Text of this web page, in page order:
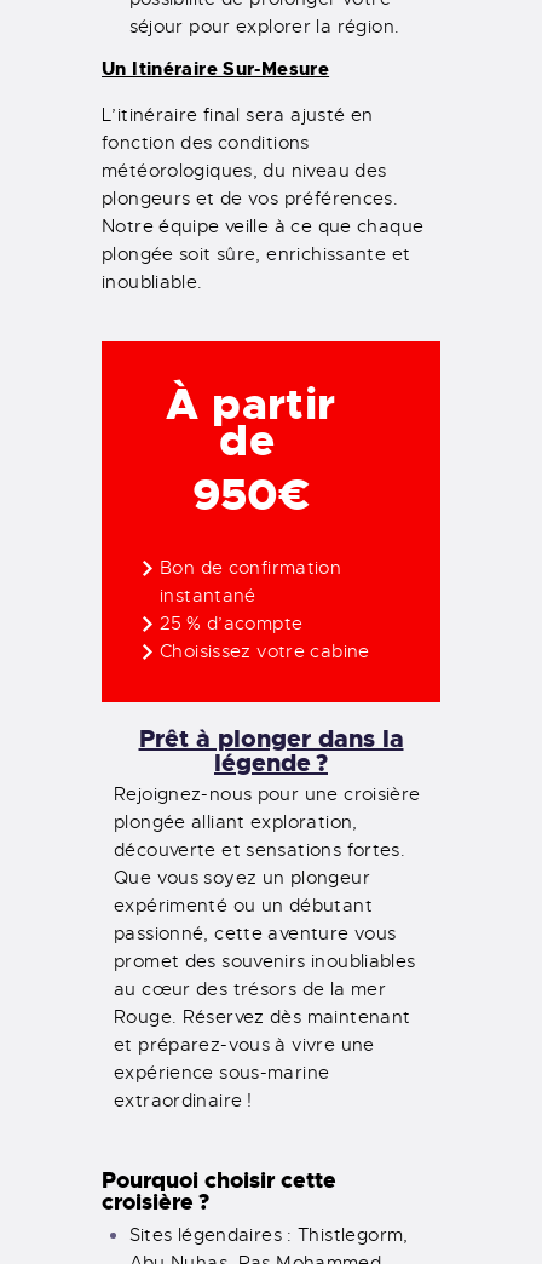
séjour pour explorer la région.
Un Itinéraire Sur-Mesure
L’itinéraire final sera ajusté en
fonction des conditions
météorologiques, du niveau des
plongeurs et de vos préférences.
Notre équipe veille à ce que chaque
plongée soit sûre, enrichissante et
inoubliable.
À partir
de
950€
Bon de confirmation
instantané
25 % d’acompte
Choisissez votre cabine
Prêt à plonger dans la
légende ?
Rejoignez-nous pour une croisière
plongée alliant exploration,
découverte et sensations fortes.
Que vous soyez un plongeur
expérimenté ou un débutant
passionné, cette aventure vous
promet des souvenirs inoubliables
au cœur des trésors de la mer
Rouge. Réservez dès maintenant
et préparez-vous à vivre une
expérience sous-marine
extraordinaire !
Pourquoi choisir cette
croisière ?
Sites légendaires : Thistlegorm,